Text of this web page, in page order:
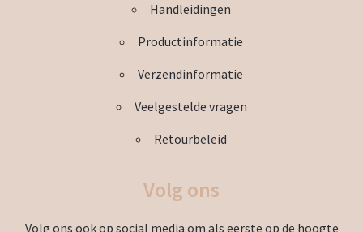
Handleidingen
Productinformatie
Verzendinformatie
Veelgestelde vragen
Retourbeleid
Volg ons
Volg ons ook op social media om als eerste op de hoogte